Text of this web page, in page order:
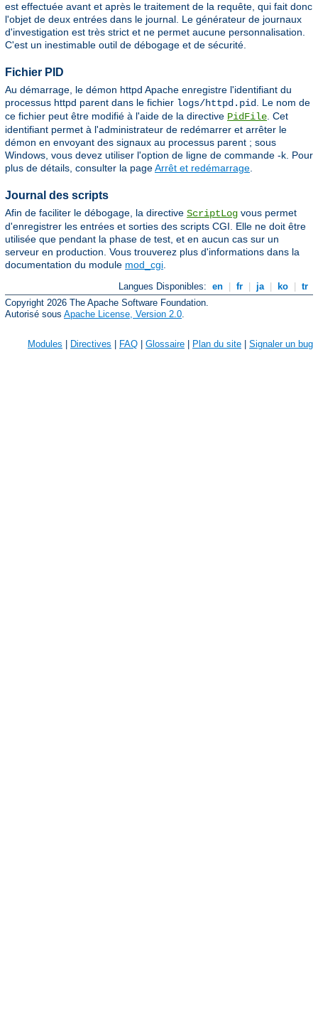
est effectuée avant et après le traitement de la requête, qui fait donc
l'objet de deux entrées dans le journal. Le générateur de journaux
d'investigation est très strict et ne permet aucune personnalisation.
C'est un inestimable outil de débogage et de sécurité.
Fichier PID
Au démarrage, le démon httpd Apache enregistre l'identifiant du
processus httpd parent dans le fichier logs/httpd.pid
. Le nom de
ce fichier peut être modifié à l'aide de la directive PidFile . Cet
identifiant permet à l'administrateur de redémarrer et arrêter le
démon en envoyant des signaux au processus parent ; sous
Windows, vous devez utiliser l'option de ligne de commande -k. Pour
plus de détails, consulter la pageArrêt et redémarrage
Journal des scripts
Afin de faciliter le débogage, la directive ScriptLog vous permet
d'enregistrer les entrées et sorties des scripts CGI. Elle ne doit être
utilisée que pendant la phase de test, et en aucun cas sur un
serveur en production. Vous trouverez plus d'informations dans la
documentation du module mod_cgi
Langues Disponibles: en fr ja ko
tr
Copyright 2026 The Apache Software Foundation.
Autorisé sous Apache License, Version 2.0
Modules | Directives | FAQ | Glossaire | Plan du site | Signaler un bug